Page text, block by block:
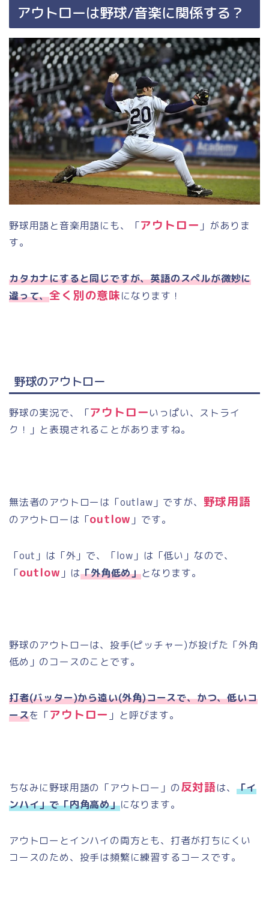
アウトローは野球/音楽に関係する？
野球用語と音楽用語にも、「アウトロー 」がありま
す。
カタカナにすると同じですが、英語のスペルが微妙に
違って、全く別の意味になります！
野球のアウトロー
野球の実況で、「アウトローいっぱい、ストライ
ク！」と表現されることがありますね。
無法者のアウトローは「outlaw 」ですが、 野球用語
のアウトローは「outlow 」です。
「out 」は「外」で、「low 」は「低い」なので、
「outlow 」は「外角低め」となります。
野球のアウトローは、投手(ピッチャー)が投げた「外角
低め」のコースのことです。
打者(バッター)から遠い(外角)コースで、かつ、低いコ
ースを「アウトロー 」と呼びます。
ちなみに野球用語の「アウトロー」の反対語は、 「イ
ンハイ」で「内角高め」になります。
アウトローとインハイの両方とも、打者が打ちにくい
コースのため、投手は頻繁に練習するコースです。